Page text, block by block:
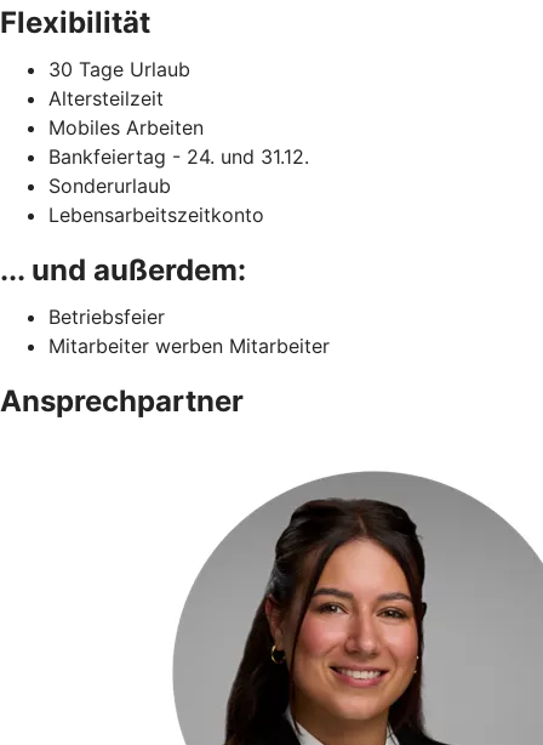
Flexibilität
30 Tage Urlaub
Altersteilzeit
Mobiles Arbeiten
Bankfeiertag - 24. und 31.12.
Sonderurlaub
Lebensarbeitszeitkonto
... und außerdem:
Betriebsfeier
Mitarbeiter werben Mitarbeiter
Ansprechpartner